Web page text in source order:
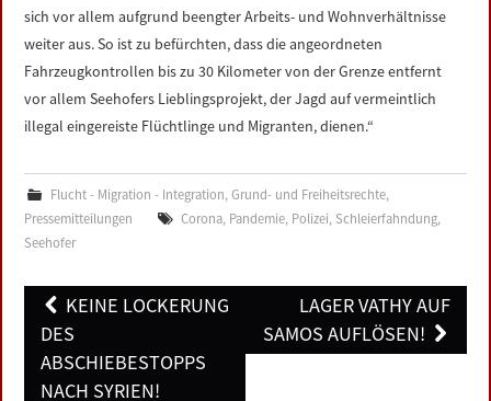
sich vor allem aufgrund beengter Arbeits- und Wohnverhältnisse
weiter aus. So ist zu befürchten, dass die angeordneten
Fahrzeugkontrollen bis zu 30 Kilometer von der Grenze entfernt
vor allem Seehofers Lieblingsprojekt, der Jagd auf vermeintlich
illegal eingereiste Flüchtlinge und Migranten, dienen.“
Flucht - Migration - Integration, Grund- und Freiheitsrechte,
Pressemitteilungen
Corona, Pandemie, Polizei, Schleierfahndung,
Seehofer
Post
navigation
KEINE LOCKERUNG
DES
ABSCHIEBESTOPPS
NACH SYRIEN!
LAGER VATHY AUF
SAMOS AUFLÖSEN!